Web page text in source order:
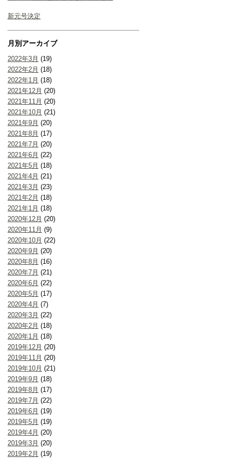
新元号決定
月別アーカイブ
2022年3月 (19)
2022年2月 (18)
2022年1月 (18)
2021年12月 (20)
2021年11月 (20)
2021年10月 (21)
2021年9月 (20)
2021年8月 (17)
2021年7月 (20)
2021年6月 (22)
2021年5月 (18)
2021年4月 (21)
2021年3月 (23)
2021年2月 (18)
2021年1月 (18)
2020年12月 (20)
2020年11月 (9)
2020年10月 (22)
2020年9月 (20)
2020年8月 (16)
2020年7月 (21)
2020年6月 (22)
2020年5月 (17)
2020年4月 (7)
2020年3月 (22)
2020年2月 (18)
2020年1月 (18)
2019年12月 (20)
2019年11月 (20)
2019年10月 (21)
2019年9月 (18)
2019年8月 (17)
2019年7月 (22)
2019年6月 (19)
2019年5月 (19)
2019年4月 (20)
2019年3月 (20)
2019年2月 (19)